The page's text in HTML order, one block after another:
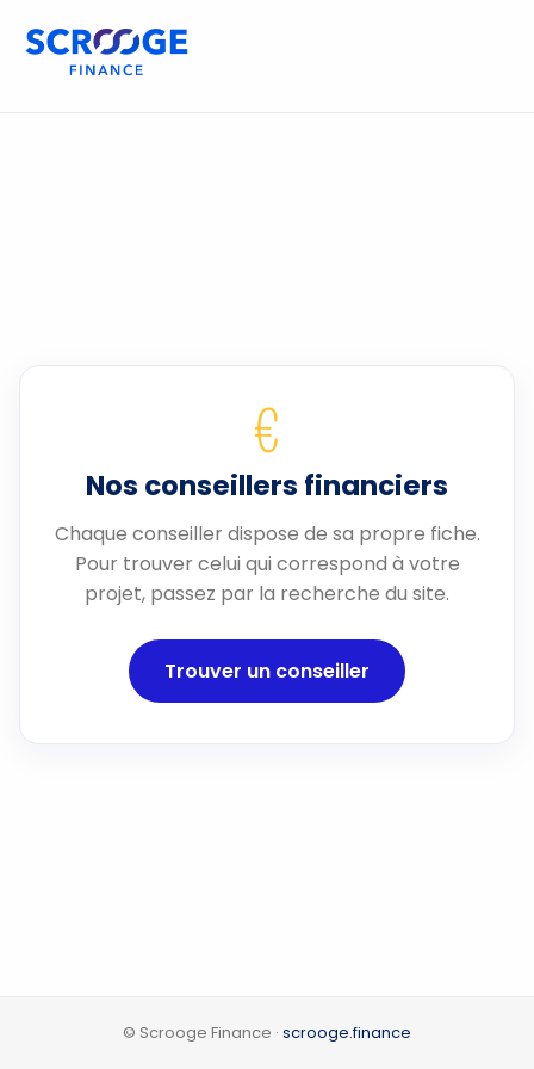
€
Nos conseillers financiers
Chaque conseiller dispose de sa propre fiche.
Pour trouver celui qui correspond à votre
projet, passez par la recherche du site.
Trouver un conseiller
© Scrooge Finance · scrooge.finance